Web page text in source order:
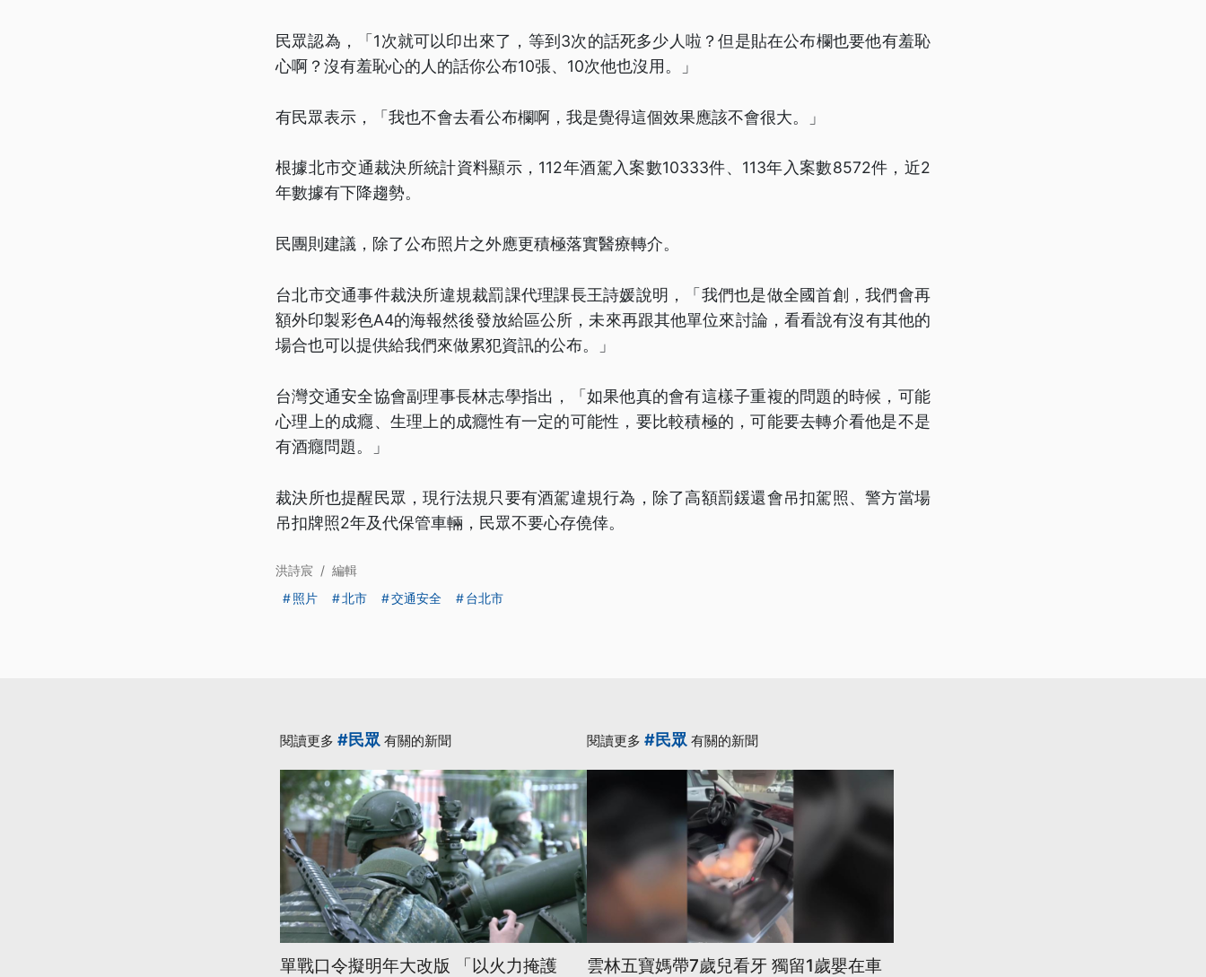
民眾認為，「1次就可以印出來了，等到3次的話死多少人啦？但是貼在公布欄也要他有羞恥
心啊？沒有羞恥心的人的話你公布10張、10次他也沒用。」
有民眾表示，「我也不會去看公布欄啊，我是覺得這個效果應該不會很大。」
根據北市交通裁決所統計資料顯示，112年酒駕入案數10333件、113年入案數8572件，近2
年數據有下降趨勢。
民團則建議，除了公布照片之外應更積極落實醫療轉介。
台北市交通事件裁決所違規裁罰課代理課長王詩媛說明，「我們也是做全國首創，我們會再
額外印製彩色A4的海報然後發放給區公所，未來再跟其他單位來討論，看看說有沒有其他的
場合也可以提供給我們來做累犯資訊的公布。」
台灣交通安全協會副理事長林志學指出，「如果他真的會有這樣子重複的問題的時候，可能
心理上的成癮、生理上的成癮性有一定的可能性，要比較積極的，可能要去轉介看他是不是
有酒癮問題。」
裁決所也提醒民眾，現行法規只要有酒駕違規行為，除了高額罰鍰還會吊扣駕照、警方當場
吊扣牌照2年及代保管車輛，民眾不要心存僥倖。
洪詩宸 / 編輯
照片
北市 交通安全 台北市
閱讀更多 #民眾 有關的新聞
單戰口令擬明年大改版 「以火力掩護
閱讀更多 #民眾 有關的新聞
雲林五寶媽帶7歲兒看牙 獨留1歲嬰在車